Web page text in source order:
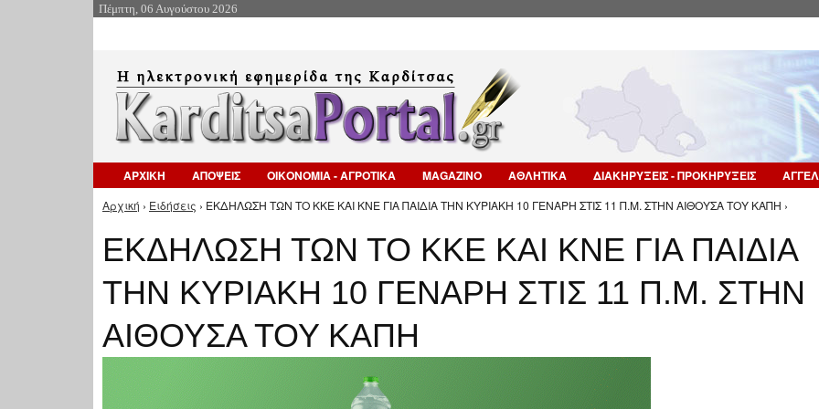
Πέμπτη, 06 Αυγούστου 2026
ΑΡΧΙΚΗ ΑΠΟΨΕΙΣ ΟΙΚΟΝΟΜΙΑ - ΑΓΡΟΤΙΚΑ MAGAZINO ΑΘΛΗΤΙΚΑ ΔΙΑΚΗΡΥΞΕΙΣ - ΠΡΟΚΗΡΥΞΕΙΣ
Είστε εδώ
Αρχική › Ειδήσεις › ΕΚΔΗΛΩΣΗ ΤΩΝ ΤΟ ΚΚΕ ΚΑΙ ΚΝΕ ΓΙΑ ΠΑΙΔΙΑ ΤΗΝ ΚΥΡΙΑΚΗ 10 ΓΕΝΑΡΗ ΣΤΙΣ 11 Π.Μ. ΣΤΗΝ ΑΙΘΟΥΣΑ ΤΟΥ ΚΑΠΗ ›
ΕΚΔΗΛΩΣΗ ΤΩΝ ΤΟ ΚΚΕ ΚΑΙ ΚΝΕ ΓΙΑ ΠΑΙΔΙΑ
ΤΗΝ ΚΥΡΙΑΚΗ 10 ΓΕΝΑΡΗ ΣΤΙΣ 11 Π.Μ. ΣΤΗΝ
ΑΙΘΟΥΣΑ ΤΟΥ ΚΑΠΗ